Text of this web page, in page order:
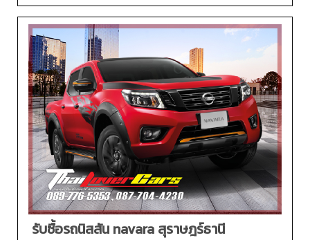
รับซื้อรถนิสสัน navara สุราษฎร์ธานี